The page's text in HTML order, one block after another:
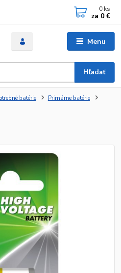
Menu
Hľadať
0 ks
za 0 €
batérie
Primárne batérie